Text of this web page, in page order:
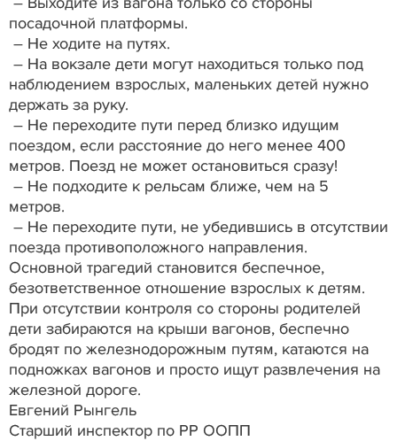
посадочной платформы.
– Не ходите на путях.
– На вокзале дети могут находиться только под
наблюдением взрослых, маленьких детей нужно
держать за руку.
– Не переходите пути перед близко идущим
поездом, если расстояние до него менее 400
метров. Поезд не может остановиться сразу!
– Не подходите к рельсам ближе, чем на 5
метров.
– Не переходите пути, не убедившись в отсутствии
поезда противоположного направления.
Основной трагедий становится беспечное,
безответственное отношение взрослых к детям.
При отсутствии контроля со стороны родителей
дети забираются на крыши вагонов, беспечно
бродят по железнодорожным путям, катаются на
подножках вагонов и просто ищут развлечения на
железной дороге.
Евгений Рынгель
Старший инспектор по РР ООПП